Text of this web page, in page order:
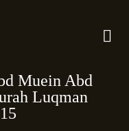
Muein Abd
Luqman